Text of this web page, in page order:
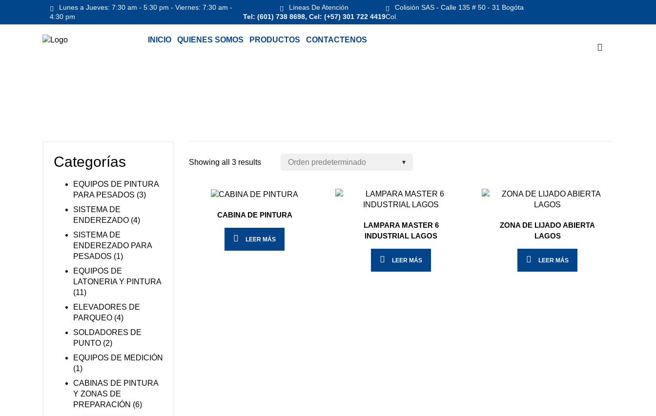
Lunes a Jueves: 7:30 am - 5:30 pm - Viernes: 7:30 am -
4:30 pm
Lineas De Atención
Tel: (601) 738 8698, Cel: (+57) 301 722 4419
Colisión SAS - Calle 135 # 50 - 31 Bogóta
Col.
INICIO QUIENES SOMOS PRODUCTOS CONTACTENOS
Categorías
EQUIPOS DE PINTURA
PARA PESADOS (3)
SISTEMA DE
ENDEREZADO (4)
SISTEMA DE
ENDEREZADO PARA
PESADOS (1)
EQUIPOS DE
LATONERIA Y PINTURA
(11)
ELEVADORES DE
PARQUEO (4)
SOLDADORES DE
PUNTO (2)
EQUIPOS DE MEDICIÓN
(1)
CABINAS DE PINTURA
Y ZONAS DE
PREPARACIÓN (6)
Showing all 3 results
CABINA DE PINTURA
LEER MÁS
LAMPARA MASTER 6
INDUSTRIAL LAGOS
LEER MÁS
ZONA DE LIJADO ABIERTA
LAGOS
LEER MÁS